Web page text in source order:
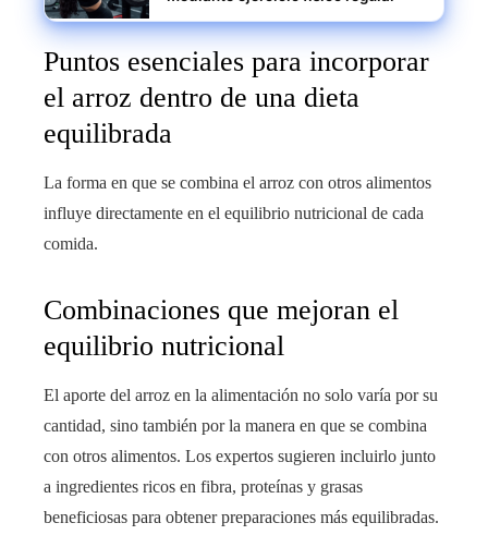
Puntos esenciales para incorporar
el arroz dentro de una dieta
equilibrada
La forma en que se combina el arroz con otros alimentos
influye directamente en el equilibrio nutricional de cada
comida.
Combinaciones que mejoran el
equilibrio nutricional
El aporte del arroz en la alimentación no solo varía por su
cantidad, sino también por la manera en que se combina
con otros alimentos. Los expertos sugieren incluirlo junto
a ingredientes ricos en fibra, proteínas y grasas
beneficiosas para obtener preparaciones más equilibradas.